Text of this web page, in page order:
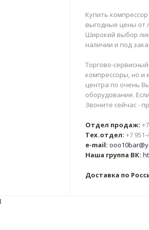
Купить
выгодные цены от
Широкий выбор
наличии и под
Торгово-
компрессоры, но и
центра по очень
оборудование.
Звоните сейчас -
Отдел продаж:
Тех.отдел: +7 951-
e-mail:
Наша группа ВК:
Доставка по